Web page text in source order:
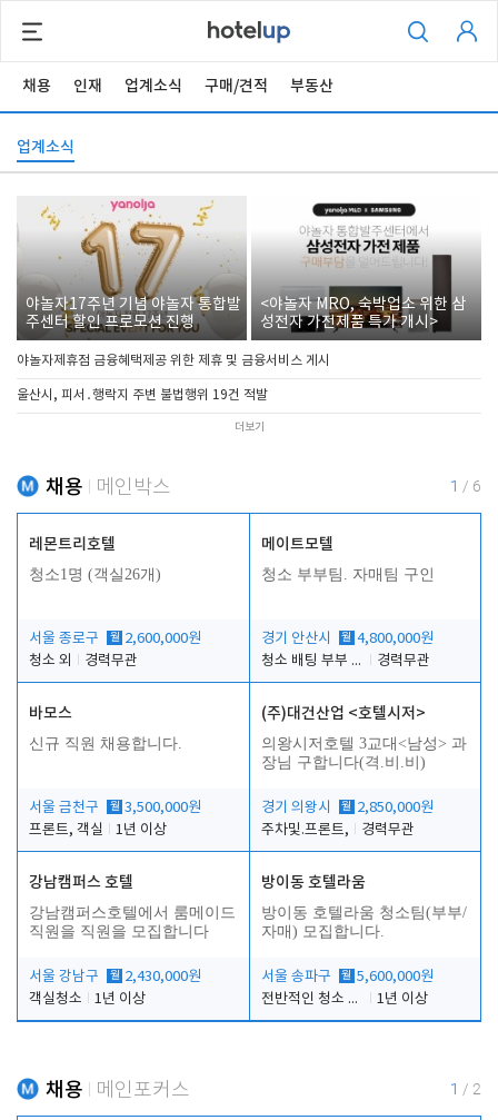
채용 인재 업계소식 구매/견적 부동산
업계소식
야놀자17주년 기념 야놀자 통합발
주센터 할인 프로모션 진행
<야놀자 MRO, 숙박업소 위한 삼
성전자 가전제품 특가 개시>
야놀자제휴점 금융혜택제공 위한 제휴 및 금융서비스 게시
울산시, 피서․행락지 주변 불법행위 19건 적발
더보기
채용 메인박스 1 / 6
레몬트리호텔
청소1명 (객실26개)
서울 종로구 월 2,600,000원
청소 외
경력무관
메이트모텔
청소 부부팀. 자매팀 구인
경기 안산시 월 4,800,000원
청소 배팅 부부 구합니다
경력무관
바모스
신규 직원 채용합니다.
서울 금천구 월 3,500,000원
프론트, 객실
1년 이상
(주)대건산업 <호텔시저>
의왕시저호텔 3교대<남성> 과
장님 구합니다(격.비.비)
경기 의왕시 월 2,850,000원
주차및.프론트,
경력무관
강남캠퍼스 호텔
강남캠퍼스호텔에서 룸메이드
직원을 직원을 모집합니다
서울 강남구 월 2,430,000원
객실청소
1년 이상
방이동 호텔라움
방이동 호텔라움 청소팀(부부/
자매) 모집합니다.
서울 송파구 월 5,600,000원
전반적인 청소 업무(객실청소.객실정리)
1년 이상
채용 메인포커스 1 / 2